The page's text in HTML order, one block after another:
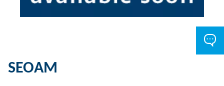
SEOAM